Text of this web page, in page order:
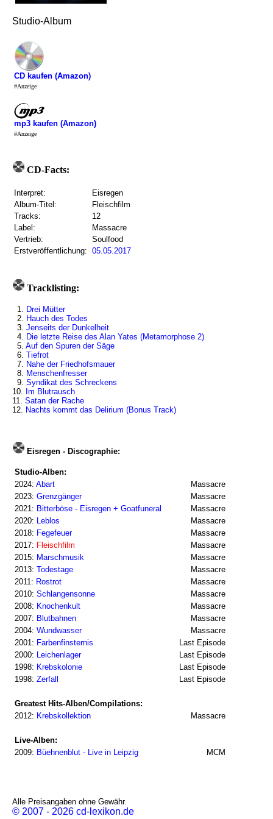
Studio-Album
CD kaufen (Amazon)
#Anzeige
mp3 kaufen (Amazon)
#Anzeige
CD-Facts:
Interpret:
Eisregen
Album-Titel:
Fleischfilm
Tracks:
12
Label:
Massacre
Vertrieb:
Soulfood
Erstveröffentlichung: 05.05.2017
Tracklisting:
1. Drei Mütter
2. Hauch des Todes
3. Jenseits der Dunkelheit
4. Die letzte Reise des Alan Yates (Metamorphose 2)
5. Auf den Spuren der Säge
6. Tiefrot
7. Nahe der Friedhofsmauer
8. Menschenfresser
9. Syndikat des Schreckens
10. Im Blutrausch
11. Satan der Rache
12. Nachts kommt das Delirium (Bonus Track)
Eisregen - Discographie:
Studio-Alben:
2024: Abart
Massacre
2023: Grenzgänger
Massacre
2021: Bitterböse - Eisregen + Goatfuneral
Massacre
2020: Leblos
Massacre
2018: Fegefeuer
Massacre
2017: Fleischfilm
Massacre
2015: Marschmusik
Massacre
2013: Todestage
Massacre
2011: Rostrot
Massacre
2010: Schlangensonne
Massacre
2008: Knochenkult
Massacre
2007: Blutbahnen
Massacre
2004: Wundwasser
Massacre
2001: Farbenfinsternis
Last Episode
2000: Leichenlager
Last Episode
1998: Krebskolonie
Last Episode
1998: Zerfall Last Episode
Greatest Hits-Alben/Compilations:
2012: Krebskollektion Massacre
Live-Alben:
2009: Büehnenblut - Live in Leipzig MCM
Alle Preisangaben ohne Gewähr.
© 2007 - 2026 cd-lexikon.de